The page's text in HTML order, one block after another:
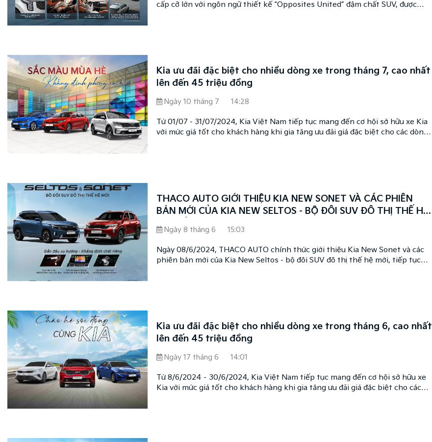
cấp cỡ lớn với ngôn ngữ thiết kế “Opposites United” đậm chất SUV, được
Kia ưu đãi đặc biệt cho nhiều dòng xe trong tháng 7, cao nhất
lên đến 45 triệu đồng
Ngày 10 tháng 7 14:28
Từ 01/07 - 31/07/2024, Kia Việt Nam tiếp tục mang đến cơ hội sở hữu xe Kia
với mức giá tốt cho khách hàng khi gia tăng ưu đãi giá đặc biệt cho các dòng
THACO AUTO GIỚI THIỆU KIA NEW SONET VÀ CÁC PHIÊN
BẢN MỚI CỦA KIA NEW SELTOS - BỘ ĐÔI SUV ĐÔ THỊ THẾ HỆ
MỚI CỦA KIA
Ngày 8 tháng 6 15:03
Ngày 08/6/2024, THACO AUTO chính thức giới thiệu Kia New Sonet và các
phiên bản mới của Kia New Seltos - bộ đôi SUV đô thị thế hệ mới, tiếp tục
Kia ưu đãi đặc biệt cho nhiều dòng xe trong tháng 6, cao nhất
lên đến 45 triệu đồng
Ngày 17 tháng 6 14:01
Từ 8/6/2024 – 30/6/2024, Kia Việt Nam tiếp tục mang đến cơ hội sở hữu xe
Kia với mức giá tốt cho khách hàng khi gia tăng ưu đãi giá đặc biệt cho các